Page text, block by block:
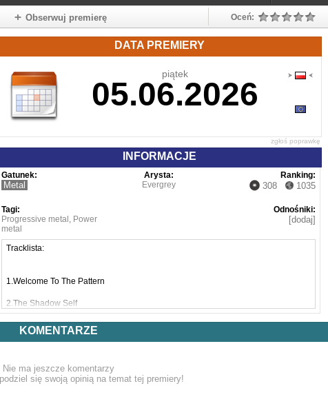
Obserwuj premierę Oceń:
DATA PREMIERY
piątek
05.06.2026
zgłoś poprawkę
INFORMACJE
Gatunek:
Metal
Arysta:
Evergrey
Ranking:
308 1035
Tagi:
Progressive metal , Power
metal
Odnośniki:
[dodaj]
Tracklista:
1.Welcome To The Pattern
2.The Shadow Self
3.Architects Of The New Weave
5.Heaven
KOMENTARZE
Nie ma jeszcze komentarzy
się swoją opinią na temat tej premiery!